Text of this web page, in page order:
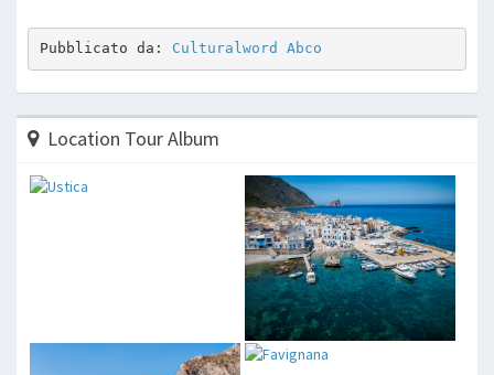
Pubblicato da: Culturalword Abco
Location Tour Album